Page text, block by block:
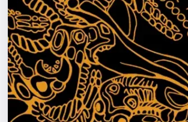
События
Города
Площадки
Артисты